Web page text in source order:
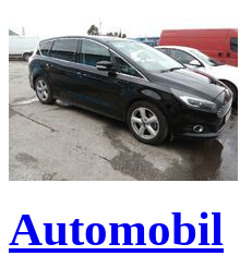
Automobil